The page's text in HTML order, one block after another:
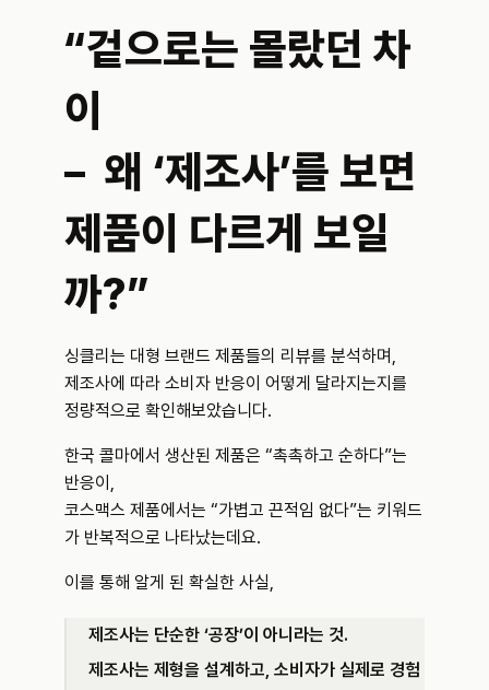
“겉으로는 몰랐던 차
이
–  왜 ‘제조사’를 보면
제품이 다르게 보일
까?”
싱클리는 대형 브랜드 제품들의 리뷰를 분석하며,
제조사에 따라 소비자 반응이 어떻게 달라지는지를
정량적으로 확인해보았습니다.
한국 콜마에서 생산된 제품은 “촉촉하고 순하다”는
반응이,
코스맥스 제품에서는 “가볍고 끈적임 없다”는 키워드
가 반복적으로 나타났는데요.
이를 통해 알게 된 확실한 사실,
제조사는 단순한 ‘공장’이 아니라는 것.
제조사는 제형을 설계하고, 소비자가 실제로 경험